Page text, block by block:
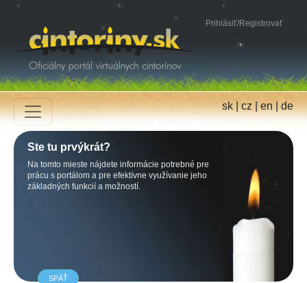
Prihlásiť/Registrovať
sk|cz|en|de
Ste tu prvýkrát?
Na tomto mieste nájdete informácie potrebné pre
prácu s portálom a pre efektívne využívanie jeho
základných funkcií a možností.
SPÄŤ